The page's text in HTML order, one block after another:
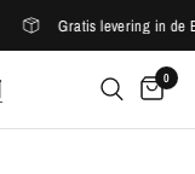
Gratis levering in de EU
0